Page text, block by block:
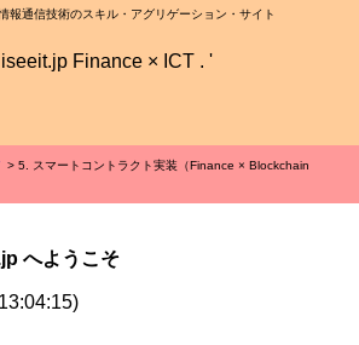
報通信技術のスキル・アグリゲーション・サイト
> 5. スマートコントラクト実装（Finance × Blockchain
へようこそ